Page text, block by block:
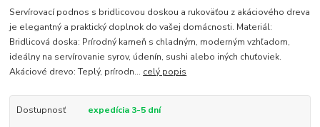
Servírovací podnos s bridlicovou doskou a rukoväťou z akáciového dreva
je elegantný a praktický doplnok do vašej domácnosti. Materiál:
Bridlicová doska: Prírodný kameň s chladným, moderným vzhľadom,
ideálny na servírovanie syrov, údenín, sushi alebo iných chuťoviek.
Akáciové drevo: Teplý, prírodn... celý popis
Dostupnosť expedícia 3-5 dní